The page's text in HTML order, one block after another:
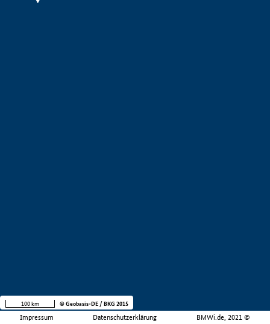
Impressum Datenschutzerklärung BMWi.de, 2021 ©
100 km © Geobasis-DE / BKG 2015